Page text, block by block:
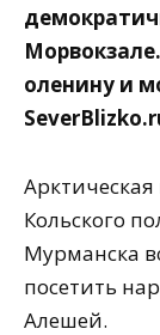
оленину и
Кольского
Мурманска
посетить
Алешей.